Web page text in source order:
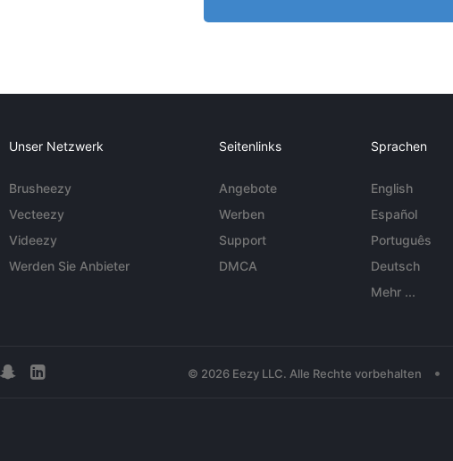
Unser Netzwerk
Brusheezy
Vecteezy
Videezy
Werden Sie Anbieter
Seitenlinks
Angebote
Werben
Support
DMCA
Sprachen
English
Español
Português
Deutsch
Mehr ...
© 2026 Eezy LLC. Alle Rechte vorbehalten •